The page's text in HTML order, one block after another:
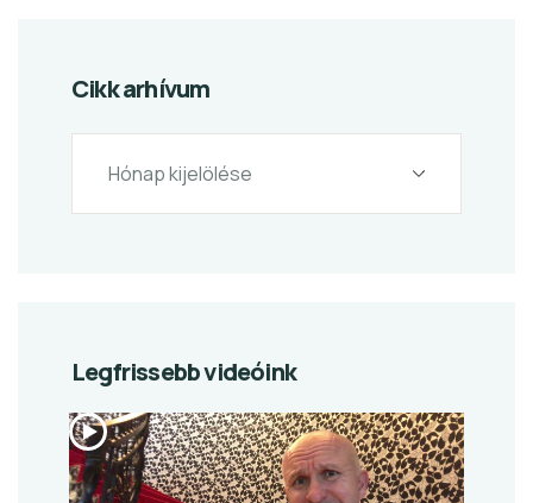
Cikk arhívum
Legfrissebb videóink